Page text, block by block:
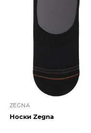
ZEGNA
Носки Zegna